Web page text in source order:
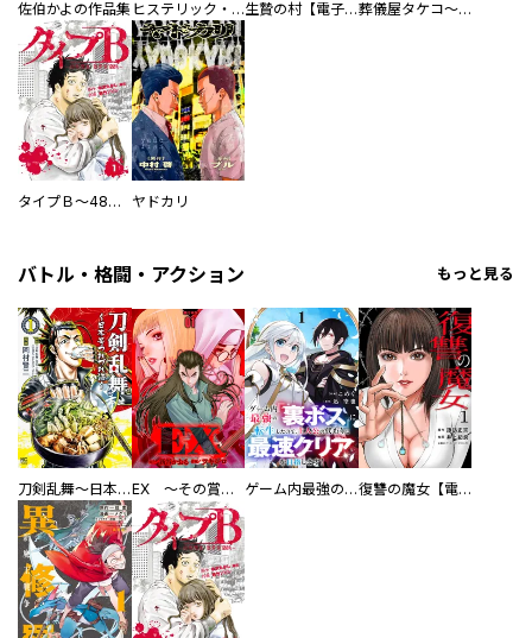
佐伯かよの作品集 ヒステリック・ハーレム～搾られる男と堕ちる女～【電子単行本版】 生贄の村【電子単行本版】 葬儀屋タケコ～あなたの最期、叶えます【電子単行本版】
タイプＢ～48時間後、致死率100％～【単話】 ヤドカリ
バトル・格闘・アクション もっと見る
刀剣乱舞～日本号つれづれ酒～ EX ～その賞金稼ぎは、世界の出口を探す～【単行本版】 ゲーム内最強の『裏ボス』に転生したので、主人公の代わりに最速クリアを目指します！【電子単行本版】 復讐の魔女【電子単行本版】